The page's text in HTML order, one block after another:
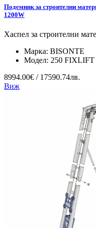
Подемник за строителни
1200W
Хаспел за строителни
Марка: BISONTE
Модел: 250 FIXLIFT
8994.00€ / 17590.74лв.
Виж